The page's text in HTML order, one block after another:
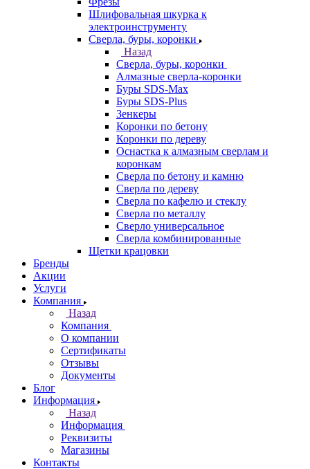
Шлифовальная шкурка к
электроинструменту
Сверла, буры, коронки
Назад
Сверла, буры, коронки
Алмазные сверла-коронки
Буры SDS-Max
Буры SDS-Plus
Зенкеры
Коронки по бетону
Коронки по дереву
Оснастка к алмазным сверлам и
коронкам
Сверла по бетону и камню
Сверла по дереву
Сверла по кафелю и стеклу
Сверла по металлу
Сверло универсальное
Сверла комбинированные
Щетки крацовки
Бренды
Акции
Услуги
Компания
Назад
Компания
О компании
Сертификаты
Отзывы
Документы
Блог
Информация
Назад
Информация
Реквизиты
Магазины
Контакты